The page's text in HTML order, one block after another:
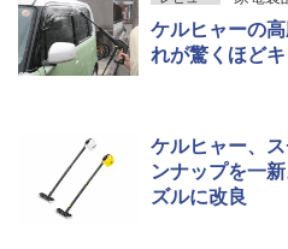
ケルヒャーの
れが驚くほど
ケルヒャー、
ンナップを一
ズルに改良